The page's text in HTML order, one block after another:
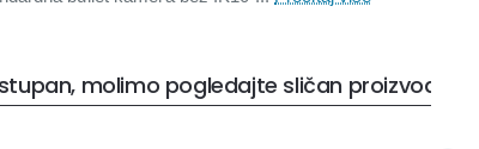
molimo pogledajte sličan proizvod